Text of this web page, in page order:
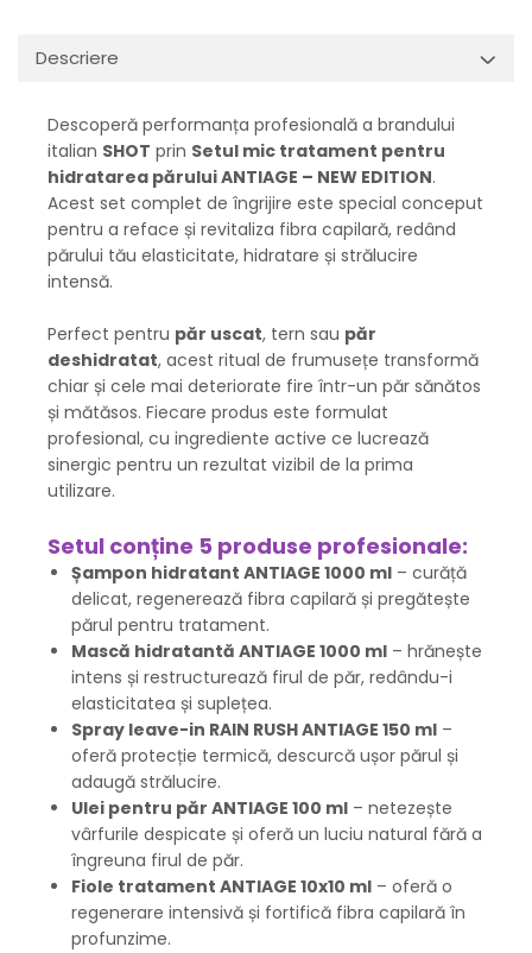
Descriere
Descoperă performanța profesională a brandului
italian SHOT prin Setul mic tratament pentru
hidratarea părului ANTIAGE – NEW EDITION.
Acest set complet de îngrijire este special conceput
pentru a reface și revitaliza fibra capilară, redând
părului tău elasticitate, hidratare și strălucire
intensă.
Perfect pentru păr uscat, tern sau păr
deshidratat, acest ritual de frumusețe transformă
chiar și cele mai deteriorate fire într-un păr sănătos
și mătăsos. Fiecare produs este formulat
profesional, cu ingrediente active ce lucrează
sinergic pentru un rezultat vizibil de la prima
utilizare.
Setul conține 5 produse profesionale:
Șampon hidratant ANTIAGE 1000 ml – curăță
delicat, regenerează fibra capilară și pregătește
părul pentru tratament.
Mască hidratantă ANTIAGE 1000 ml – hrănește
intens și restructurează firul de păr, redându-i
elasticitatea și suplețea.
Spray leave-in RAIN RUSH ANTIAGE 150 ml –
oferă protecție termică, descurcă ușor părul și
adaugă strălucire.
Ulei pentru păr ANTIAGE 100 ml – netezește
vârfurile despicate și oferă un luciu natural fără a
îngreuna firul de păr.
Fiole tratament ANTIAGE 10x10 ml – oferă o
regenerare intensivă și fortifică fibra capilară în
profunzime.